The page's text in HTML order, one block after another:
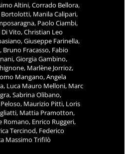
Altini, Corrado Bellora,
Manila Calipari,
Paolo Ciambi,
Vito, Christian Leo
Giuseppe Farinella,
Fracasso, Fabio
Giorgia Gambino,
Marlène Jorrioz,
Mangano, Angela
Luca Mauro Melloni, Marc
Sabrina Olibano,
Maurizio Pitti, Loris
Mattia Pramotton,
Romano, Enrico Ruggeri,
Tercinod, Federico
Massimo Trifilò